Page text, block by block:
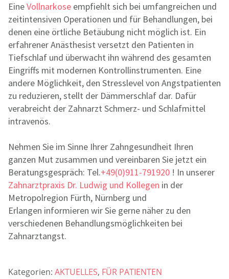
EineVollnarkose empfiehlt sich bei umfangreichen und
zeitintensiven Operationen und für Behandlungen, bei
denen eine örtliche Betäubung nicht möglich ist. Ein
erfahrener Anästhesist versetzt den Patienten in
Tiefschlaf und überwacht ihn während des gesamten
Eingriffs mit modernen Kontrollinstrumenten. Eine
andere Möglichkeit, den Stresslevel von Angstpatienten
zu reduzieren, stellt der Dämmerschlaf dar. Dafür
verabreicht der Zahnarzt Schmerz- und Schlafmittel
intravenös.
Nehmen Sie im Sinne Ihrer Zahngesundheit Ihren
ganzen Mut zusammen und vereinbaren Sie jetzt ein
Beratungsgespräch: Tel.+49(0)911-791920 ! In unserer
Zahnarztpraxis Dr. Ludwig und Kollegen in der
Metropolregion Fürth, Nürnberg und
Erlangen informieren wir Sie gerne näher zu den
verschiedenen Behandlungsmöglichkeiten bei
Zahnarztangst.
Kategorien: AKTUELLES, FÜR PATIENTEN